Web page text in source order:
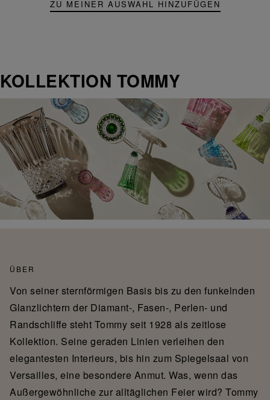
ZU MEINER AUSWAHL HINZUFÜGEN
KOLLEKTION TOMMY
ÜBER
Von seiner sternförmigen Basis bis zu den funkelnden
Glanzlichtern der Diamant-, Fasen-, Perlen- und
Randschliffe steht Tommy seit 1928 als zeitlose
Kollektion. Seine geraden Linien verleihen den
elegantesten Interieurs, bis hin zum Spiegelsaal von
Versailles, eine besondere Anmut. Was, wenn das
Außergewöhnliche zur alltäglichen Feier wird? Tommy